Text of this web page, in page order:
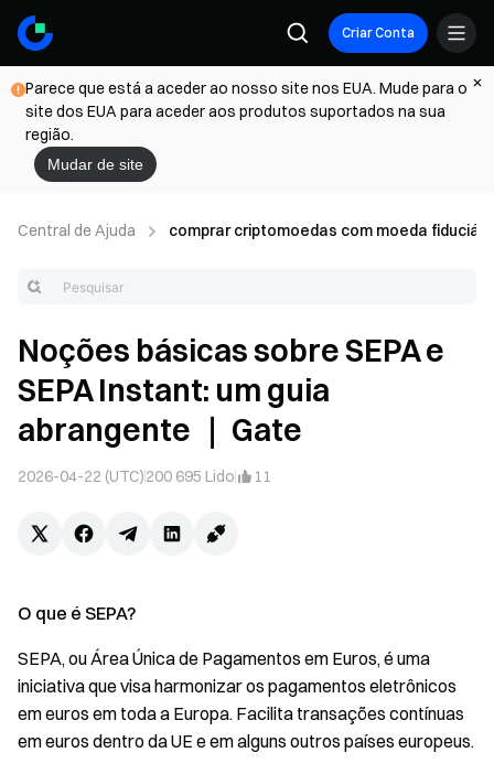
Criar Conta
Parece que está a aceder ao nosso site nos EUA. Mude para o
site dos EUA para aceder aos produtos suportados na sua
região.
Mudar de site
Central de Ajuda comprar criptomoedas com moeda
Noções básicas sobre SEPA e
SEPA Instant: um guia
abrangente ｜ Gate
2026-04-22 (UTC)200 695 Lido 11
O que é SEPA?
SEPA, ou Área Única de Pagamentos em Euros, é uma
iniciativa que visa harmonizar os pagamentos eletrônicos
em euros em toda a Europa. Facilita transações contínuas
em euros dentro da UE e em alguns outros países europeus.